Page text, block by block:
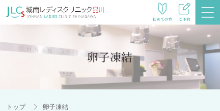
初めての方 ご予約
卵子凍結
トップ 卵子凍結